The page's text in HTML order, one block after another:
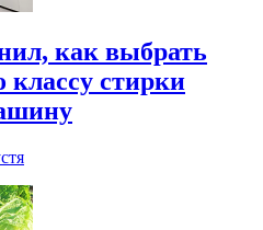
как выбрать
стирки